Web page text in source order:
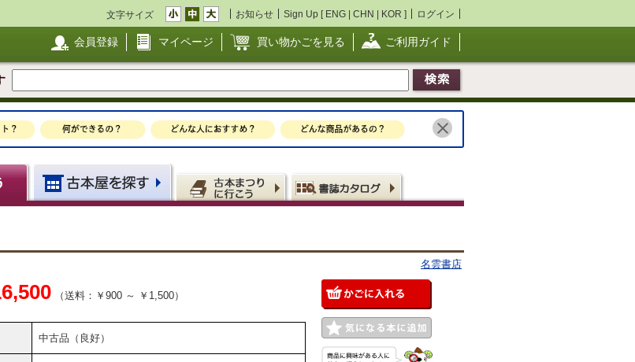
文字サイズ お知らせ Sign Up [ ENG | CHN | KOR ] ログイン
会員登録 マイページ 買い物かごを見る ご利用ガイド
名雲書店
（送料：￥900 ～ ￥1,500）
中古品（良好）